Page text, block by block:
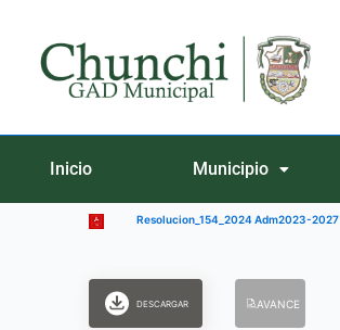
contenido
Inicio Municipio
Resolucion_154_2024 Adm2023-2027
DESCARGAR AVANCE